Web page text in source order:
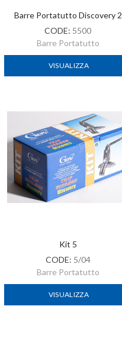
Barre Portatutto Discovery 2
CODE: 5500
Barre Portatutto
VISUALIZZA
Kit 5
CODE: 5/04
Barre Portatutto
VISUALIZZA